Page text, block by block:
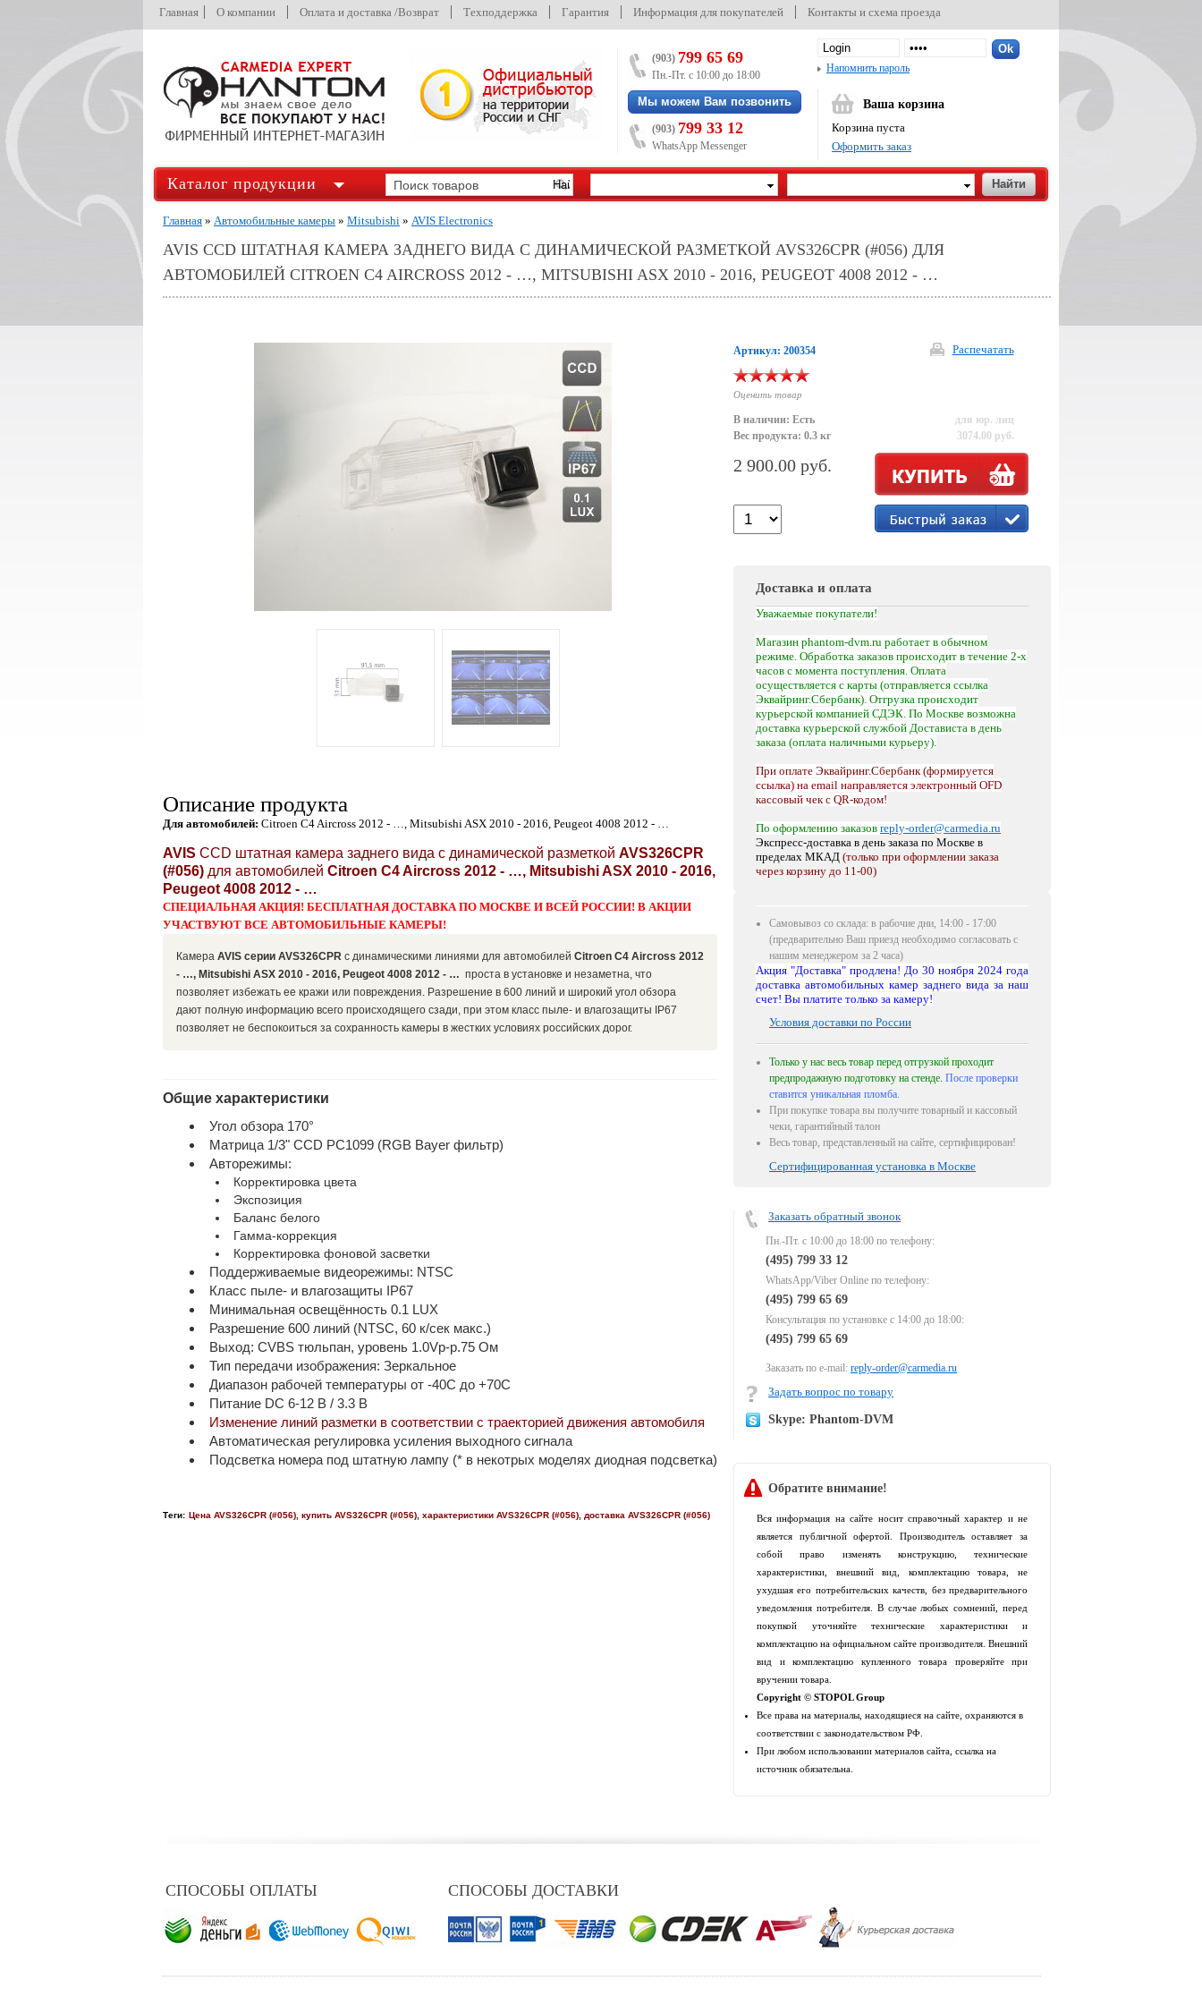
Главная О компании Оплата и доставка /Возврат Техподдержка Гарантия Информация для покупателей Контакты и схема проезда
(903) 799 65 69
Пн.-Пт. с 10:00 до 18:00
Мы можем Вам позвонить
(903) 799 33 12
WhatsApp Messenger
Напомнить пароль
Ваша корзина
Корзина пуста
Оформить заказ
Каталог продукции
Главная » Автомобильные камеры » Mitsubishi » AVIS Electronics
AVIS CCD ШТАТНАЯ КАМЕРА ЗАДНЕГО ВИДА С ДИНАМИЧЕСКОЙ РАЗМЕТКОЙ AVS326CPR (#056) ДЛЯ
АВТОМОБИЛЕЙ CITROEN C4 AIRCROSS 2012 - …, MITSUBISHI ASX 2010 - 2016, PEUGEOT 4008 2012 - …
Артикул: 200354 Распечатать
Оценить товар
В наличии: Есть
Вес продукта: 0.3 кг
для юр. лиц
3074.00 руб.
2 900.00 руб.
Доставка и оплата
Уважаемые покупатели!
Магазин phantom-dvm.ru работает в обычном
режиме. Обработка заказов происходит в течение 2-х
часов с момента поступления. Оплата
осуществляется с карты (отправляется ссылка
Эквайринг.Сбербанк). Отгрузка происходит
курьерской компанией СДЭК. По Москве возможна
доставка курьерской службой Достависта в день
заказа (оплата наличными курьеру).
При оплате Эквайринг.Сбербанк (формируется
ссылка) на email направляется электронный OFD
кассовый чек с QR-кодом!
По оформлению заказов reply-order@carmedia.ru
Экспресс-доставка в день заказа по Москве в
пределах МКАД (только при оформлении заказа
через корзину до 11-00)
Самовывоз со склада: в рабочие дни, 14:00 - 17:00
(предварительно Ваш приезд необходимо согласовать с
нашим менеджером за 2 часа)
Акция "Доставка" продлена! До 30 ноября 2024 года
доставка автомобильных камер заднего вида за наш
счет! Вы платите только за камеру!
Условия доставки по России
Только у нас весь товар перед отгрузкой проходит
предпродажную подготовку на стенде. После проверки
ставится уникальная пломба.
При покупке товара вы получите товарный и кассовый
чеки, гарантийный талон
Весь товар, представленный на сайте, сертифицирован!
Сертифицированная установка в Москве
Заказать обратный звонок
Пн.-Пт. с 10:00 до 18:00 по телефону:
(495) 799 33 12
WhatsApp/Viber Online по телефону:
(495) 799 65 69
Консультация по установке с 14:00 до 18:00:
(495) 799 65 69
Заказать по e-mail: reply-order@carmedia.ru
Задать вопрос по товару
Skype: Phantom-DVM
Обратите внимание!
Вся информация на сайте носит справочный характер и не
является публичной офертой. Производитель оставляет за
собой право изменять конструкцию, технические
характеристики, внешний вид, комплектацию товара, не
ухудшая его потребительских качеств, без предварительного
уведомления потребителя. В случае любых сомнений, перед
покупкой уточняйте технические характеристики и
комплектацию на официальном сайте производителя. Внешний
вид и комплектацию купленного товара проверяйте при
вручении товара.
Copyright © STOPOL Group
Все права на материалы, находящиеся на сайте, охраняются в
соответствии с законодательством РФ.
При любом использовании материалов сайта, ссылка на
источник обязательна.
Описание продукта
Для автомобилей: Citroen C4 Aircross 2012 - …, Mitsubishi ASX 2010 - 2016, Peugeot 4008 2012 - …
AVIS CCD штатная камера заднего вида с динамической разметкой AVS326CPR
(#056) для автомобилей Citroen C4 Aircross 2012 - …, Mitsubishi ASX 2010 - 2016,
Peugeot 4008 2012 - …
СПЕЦИАЛЬНАЯ АКЦИЯ! БЕСПЛАТНАЯ ДОСТАВКА ПО МОСКВЕ И ВСЕЙ РОССИИ! В АКЦИИ
УЧАСТВУЮТ ВСЕ АВТОМОБИЛЬНЫЕ КАМЕРЫ!
Камера AVIS серии AVS326CPR c динамическими линиями для автомобилей Citroen C4 Aircross 2012
- …, Mitsubishi ASX 2010 - 2016, Peugeot 4008 2012 - … проста в установке и незаметна, что
позволяет избежать ее кражи или повреждения. Разрешение в 600 линий и широкий угол обзора
дают полную информацию всего происходящего сзади, при этом класс пыле- и влагозащиты IP67
позволяет не беспокоиться за сохранность камеры в жестких условиях российских дорог.
Общие характеристики
Угол обзора 170°
Матрица 1/3" CCD PC1099 (RGB Bayer фильтр)
Авторежимы:
Корректировка цвета
Экспозиция
Баланс белого
Гамма-коррекция
Корректировка фоновой засветки
Поддерживаемые видеорежимы: NTSC
Класс пыле- и влагозащиты IP67
Минимальная освещённость 0.1 LUX
Разрешение 600 линий (NTSC, 60 к/сек макс.)
Выход: CVBS тюльпан, уровень 1.0Vp-p.75 Ом
Тип передачи изображения: Зеркальное
Диапазон рабочей температуры от -40C до +70C
Питание DC 6-12 В / 3.3 В
Изменение линий разметки в соответствии с траекторией движения автомобиля
Автоматическая регулировка усиления выходного сигнала
Подсветка номера под штатную лампу (*в некотрых моделях диодная подсветка)
Теги: Цена AVS326CPR (#056) , купить AVS326CPR (#056) , характеристики AVS326CPR (#056) , доставка AVS326CPR (#056)
СПОСОБЫ ОПЛАТЫ СПОСОБЫ ДОСТАВКИ